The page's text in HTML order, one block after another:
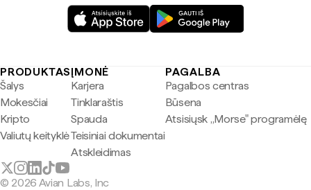
PRODUKTAS
Šalys
Mokesčiai
Kripto
Valiutų keityklė
ĮMONĖ
Karjera
Tinklaraštis
Spauda
Teisiniai dokumentai
Atskleidimas
PAGALBA
Pagalbos centras
Būsena
Atsisiųsk „Morse" programėlę
© 2026 Avian Labs, Inc